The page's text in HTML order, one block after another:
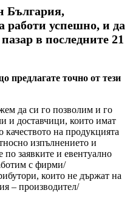
България,
работи успешно, и да
в последните 21
предлагате точно от тези
да си го позволим и го
и доставчици, които имат
качеството на продукцията
изпълнението и
по заявките и евентуално
с фирми/
които не държат на
– производител/